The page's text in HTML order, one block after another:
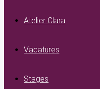
Atelier Clara
Vacatures
Stages